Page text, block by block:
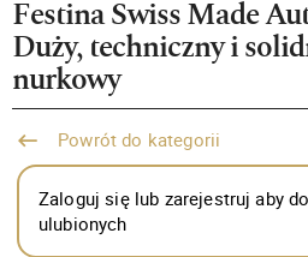
Festina Swiss Made
Duży, techniczny i
nurkowy
Powrót do kategorii
Zaloguj się lub zarejestruj aby
ulubionych